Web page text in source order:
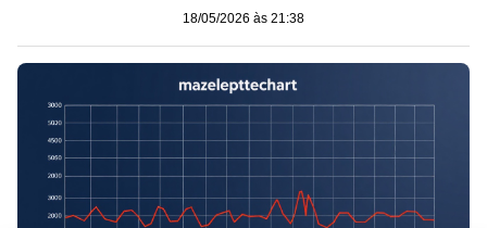
18/05/2026 às 21:38